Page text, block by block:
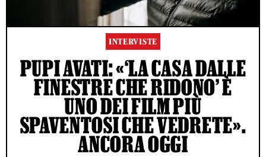
INTERVISTE
PUPI AVATI: «‘LA CASA DALLE
FINESTRE CHE RIDONO’ È
UNO DEI FILM PIÙ
SPAVENTOSI CHE VEDRETE».
ANCORA OGGI